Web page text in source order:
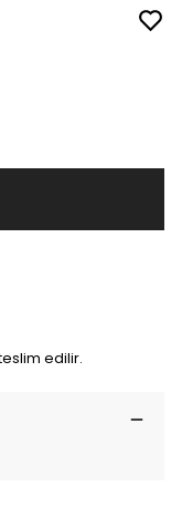
edilir.